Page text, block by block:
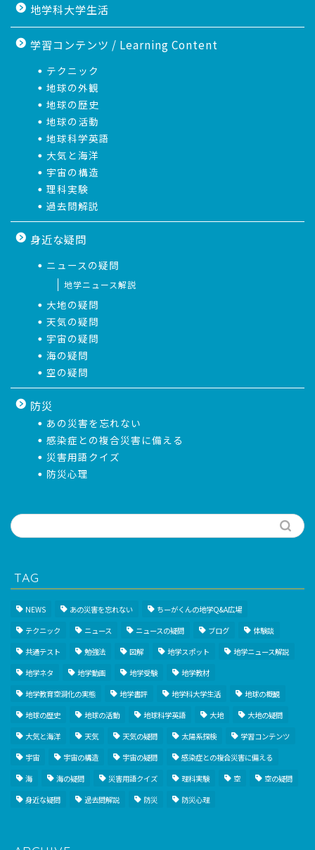
地学科大学生活
学習コンテンツ / Learning Content
テクニック
地球の外観
地球の歴史
地球の活動
地球科学英語
大気と海洋
宇宙の構造
理科実験
過去問解説
身近な疑問
ニュースの疑問
地学ニュース解説
大地の疑問
天気の疑問
宇宙の疑問
海の疑問
空の疑問
防災
あの災害を忘れない
感染症との複合災害に備える
災害用語クイズ
防災心理
TAG
NEWS あの災害を忘れない
ちーがくんの地学Q&A広場
テクニック
ニュース ニュースの疑問 ブログ
体験談
共通テスト
勉強法 図解 地学スポット
地学ニュース解説
地学ネタ
地学動画 地学受験
地学教材
地学教育空洞化の実態
地学書評 地学科大学生活
地球の概観
地球の歴史
地球の活動 地球科学英語 大地
大地の疑問
大気と海洋
天気 天気の疑問 太陽系探検
学習コンテンツ
宇宙
宇宙の構造 宇宙の疑問
感染症との複合災害に備える
海
海の疑問 災害用語クイズ 理科実験 空
空の疑問
身近な疑問
過去問解説 防災 防災心理